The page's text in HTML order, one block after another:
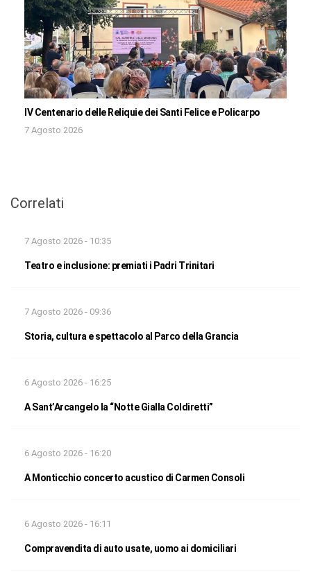
IV Centenario delle Reliquie dei Santi Felice e Policarpo
7 Agosto 2026
Correlati
7 Agosto 2026 - 10:35
Teatro e inclusione: premiati i Padri Trinitari
7 Agosto 2026 - 09:36
Storia, cultura e spettacolo al Parco della Grancia
6 Agosto 2026 - 16:25
A Sant’Arcangelo la “Notte Gialla Coldiretti”
6 Agosto 2026 - 16:20
A Monticchio concerto acustico di Carmen Consoli
6 Agosto 2026 - 16:11
Compravendita di auto usate, uomo ai domiciliari